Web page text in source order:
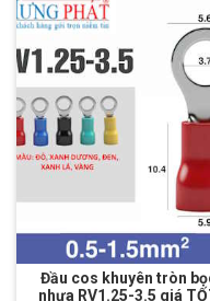
Đầu cos khuyên tròn
nhựa RV1.25-3.5 giá